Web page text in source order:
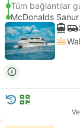
Tüm bağlantılar
McDonalds Sanur